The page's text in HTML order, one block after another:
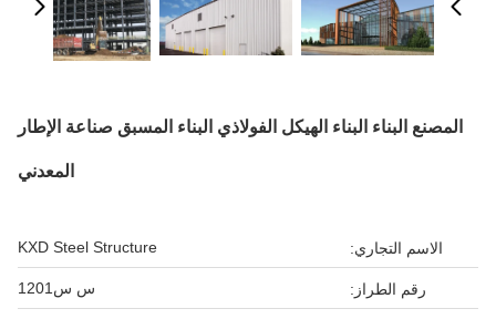
المصنع البناء البناء الهيكل الفولاذي البناء المسبق صناعة الإطار
المعدني
الاسم التجاري: KXD Steel Structure
رقم الطراز: س س1201